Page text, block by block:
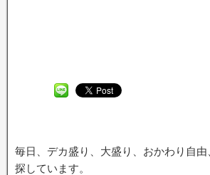
毎日、デカ盛り、大盛り、おかわり自
探しています。